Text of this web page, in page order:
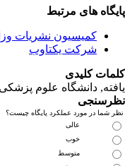
های مرتبط
کمیسیون نشریات
شرکت یکتاوب
کلیدی
, دانشگاه علوم پزشکی
شما در مورد عملکرد پایگاه چیست؟
عالی
خوب
متوسط